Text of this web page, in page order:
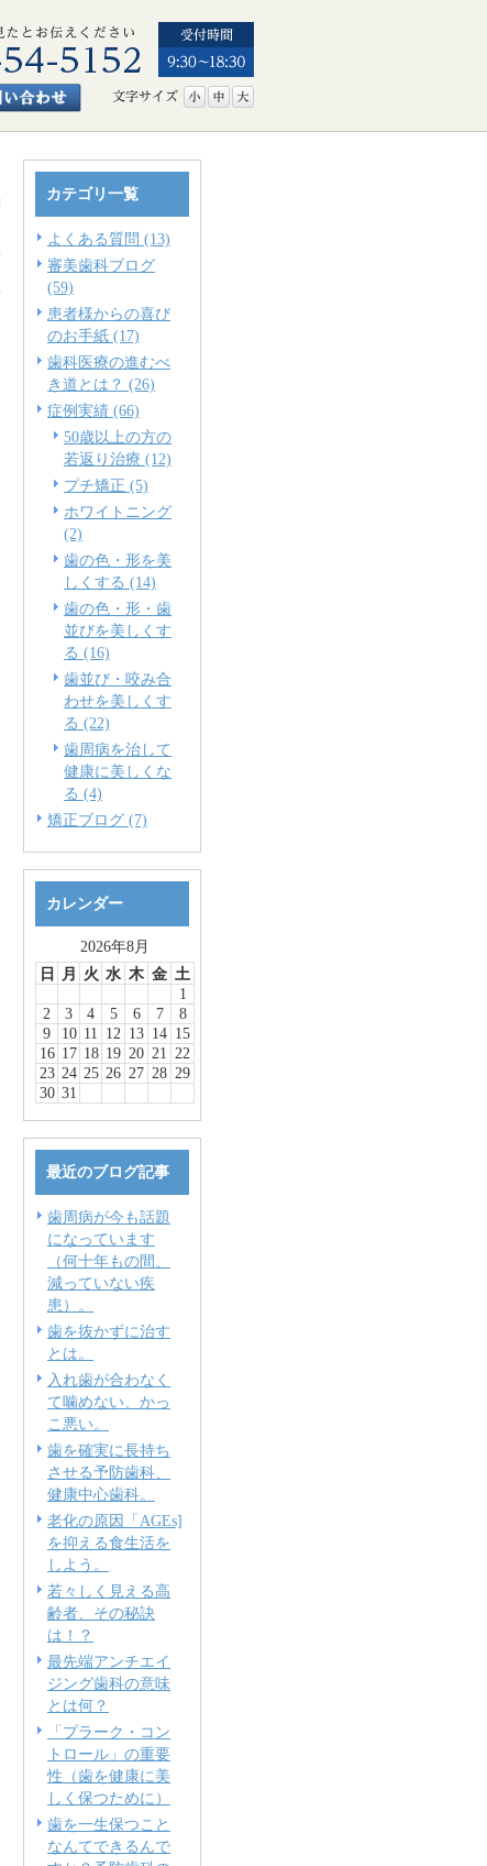
カテゴリ一覧
よくある質問 (13)
審美歯科ブログ
(59)
患者様からの喜び
のお手紙 (17)
歯科医療の進むべ
き道とは？ (26)
症例実績 (66)
50歳以上の方の
若返り治療 (12)
プチ矯正 (5)
ホワイトニング
(2)
歯の色・形を美
しくする (14)
歯の色・形・歯
並びを美しくす
る (16)
歯並び・咬み合
わせを美しくす
る (22)
歯周病を治して
健康に美しくな
る (4)
矯正ブログ (7)
カレンダー
2026年8月
日
月 火 水 木 金 土
1
2
3 4 5 6 7
8
9
10 11 12 13 14 15
16 17 18 19 20 21
22
23 24 25 26 27 28 29
30 31
最近のブログ記事
歯周病が今も話題
になっています
（何十年もの間、
減っていない疾
患）。
歯を抜かずに治す
とは。
入れ歯が合わなく
て噛めない、かっ
こ悪い。
歯を確実に長持ち
させる予防歯科、
健康中心歯科。
老化の原因「AGEs]
を抑える食生活を
しよう。
若々しく見える高
齢者、その秘訣
は！？
最先端アンチエイ
ジング歯科の意味
とは何？
「プラーク・コン
トロール」の重要
性（歯を健康に美
しく保つために）
歯を一生保つこと
なんてできるんで